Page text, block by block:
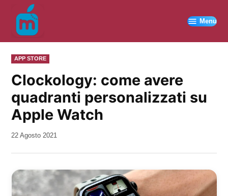
contenuto
Menu
PUBBLICATO
IN
APP STORE
Clockology: come avere
quadranti personalizzati su
Apple Watch
da
22 Agosto 2021